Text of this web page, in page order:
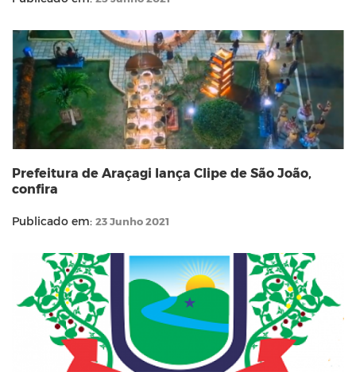
Prefeitura de Araçagi lança Clipe de São João,
confira
Publicado em: 23 Junho 2021